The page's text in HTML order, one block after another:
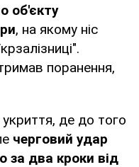
об'єкту
, на якому ніс
поранення,
де до того
черговий удар
за два кроки від